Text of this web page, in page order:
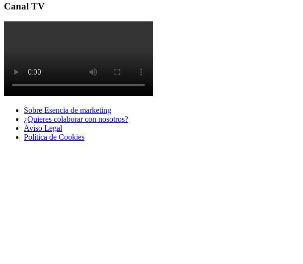
Canal TV
Sobre Esencia de marketing
¿Quieres colaborar con nosotros?
Aviso Legal
Polí­tica de Cookies